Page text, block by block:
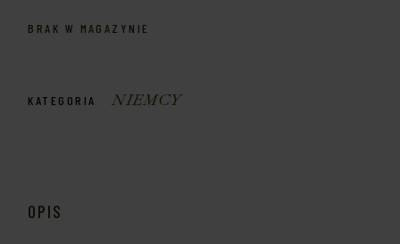
BRAK W MAGAZYNIE
KATEGORIA NIEMCY
OPIS